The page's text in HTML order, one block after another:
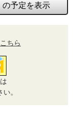
の予定を表示
ちら
。